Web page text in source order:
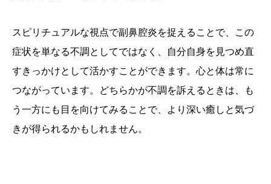
スピリチュアルな視点で副鼻腔炎を捉えることで、この
症状を単なる不調としてではなく、自分自身を見つめ直
すきっかけとして活かすことができます。心と体は常に
つながっています。どちらかが不調を訴えるときは、も
う一方にも目を向けてみることで、より深い癒しと気づ
きが得られるかもしれません。